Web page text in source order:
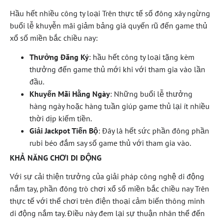
Hầu hết nhiều công ty loại Trên thực tế số đông xây ngừng
buổi lễ khuyễn mãi giảm bảng giá quyến rũ đến game thủ
xổ số miền bắc chiều nay:
Thưởng Đăng Ký: hầu hết công ty loại tặng kèm
thưởng đến game thủ mới khi với tham gia vào lần
đầu.
Khuyến Mãi Hằng Ngày: Những buổi lễ thưởng
hàng ngày hoặc hàng tuần giúp game thủ lại ít nhiều
thời dịp kiếm tiền.
Giải Jackpot Tiến Bộ: Đây là hết sức phần đông phần
rubi béo đắm say số game thủ với tham gia vào.
KHẢ NĂNG CHƠI DI ĐỘNG
Với sự cải thiện trưởng của giải pháp công nghệ di động
nắm tay, phần đông trò chơi xổ số miền bắc chiều nay Trên
thực tế với thể chơi trên điện thoại cảm biến thông minh
di động nắm tay. Điều này đem lại sự thuận nhân thể đến